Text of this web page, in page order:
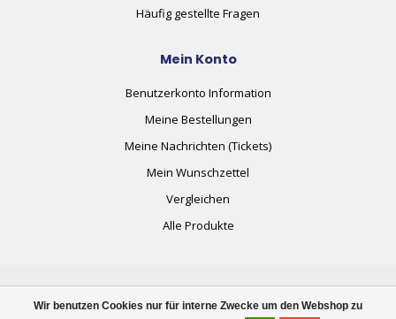
Wir benutzen Cookies nur für interne Zwecke um den Webshop zu
Häufig gestellte Fragen
Mein Konto
Benutzerkonto Information
Meine Bestellungen
Meine Nachrichten (Tickets)
Mein Wunschzettel
Vergleichen
Alle Produkte